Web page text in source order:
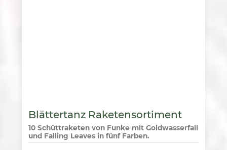
Blättertanz Raketensortiment
10 Schüttraketen von Funke mit Goldwasserfall
und Falling Leaves in fünf Farben.